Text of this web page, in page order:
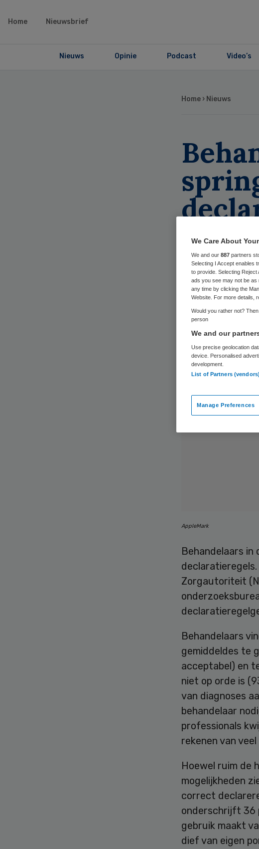
Home Nieuwsbrief
Nieuws Opinie Podcast Video’s
Home › Nieuws
Skipr
AppleMark
Behandelaars in
Zorgautoriteit
Behandelaars
gemiddeldes te
acceptabel) en
niet op orde is
van diagnoses
behandelaar
professionals
rekenen van
Hoewel ruim de
mogelijkheden
correct
onderschrijft 36
gebruik maakt
dief van eigen
We Care About
We and our 887 partners
Selecting I Accept enables
to provide. Selecting
ads you see may not be
any time by clicking the
Website. For more details,
Would you rather not?
person
We and our
Use precise geolocation
device. Personalised
development.
List of Partners (vendors)
Manage Preferences